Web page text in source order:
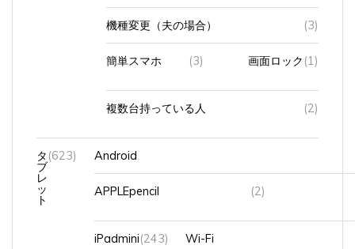
機種変更（夫の場合） (3)
簡単スマホ (3) 画面ロック (1)
複数台持っている人 (2)
タ
ブ
レ
ッ
ト
(623) Android
APPLEpencil (2)
iPadmini (243) Wi-Fi